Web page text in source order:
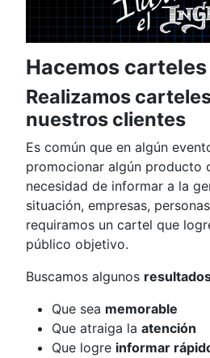
Hacemos carteles
Realizamos
nuestros clientes
Es común que en algún
promocionar algún producto
necesidad de informar a la
situación, empresas,
requiramos un cartel que
público objetivo.
Buscamos algunos
Que sea memorable
Que atraiga la atención
Que logre informar